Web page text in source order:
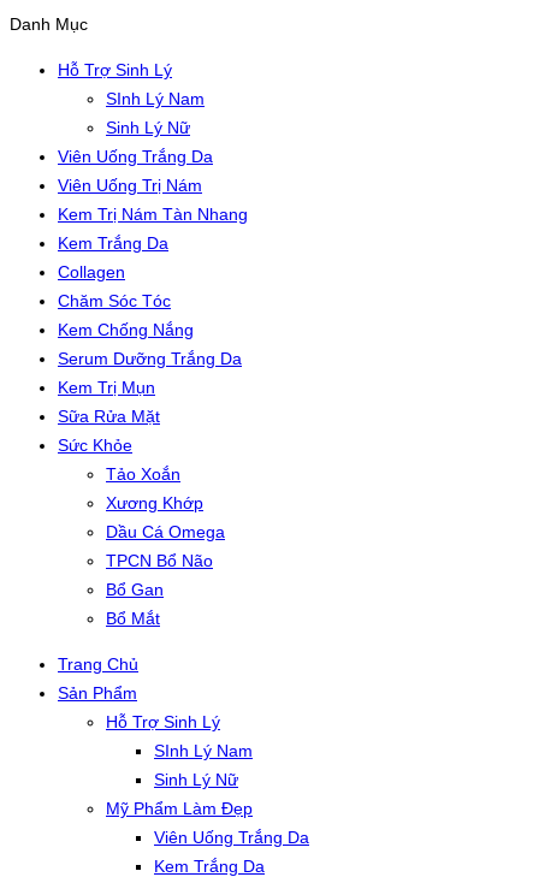
Danh Mục
Hỗ Trợ Sinh Lý
SInh Lý Nam
Sinh Lý Nữ
Viên Uống Trắng Da
Viên Uống Trị Nám
Kem Trị Nám Tàn Nhang
Kem Trắng Da
Collagen
Chăm Sóc Tóc
Kem Chống Nắng
Serum Dưỡng Trắng Da
Kem Trị Mụn
Sữa Rửa Mặt
Sức Khỏe
Tảo Xoắn
Xương Khớp
Dầu Cá Omega
TPCN Bổ Não
Bổ Gan
Bổ Mắt
Trang Chủ
Sản Phẩm
Hỗ Trợ Sinh Lý
SInh Lý Nam
Sinh Lý Nữ
Mỹ Phẩm Làm Đẹp
Viên Uống Trắng Da
Kem Trắng Da